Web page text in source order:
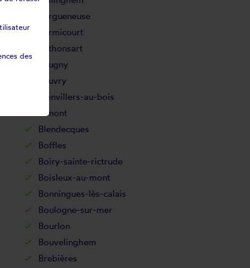
Bergueneuse
Bermicourt
Béthonsart
Beugny
Beuvry
Bienvillers-au-bois
Bimont
Blendecques
Boffles
Boiry-sainte-rictrude
Boisleux-au-mont
Bonningues-lès-calais
Boulogne-sur-mer
Bourlon
Bouvelinghem
Brebières
des